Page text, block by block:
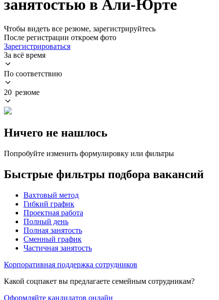
занятостью в Али-Юрте
Чтобы видеть все резюме, зарегистрируйтесь
После регистрации откроем фото
Зарегистрироваться
За всё время
По соответствию
20 резюме
Ничего не нашлось
Попробуйте изменить формулировку или фильтры
Быстрые фильтры подбора вакансий
Вахтовый метод
Гибкий график
Проектная работа
Полный день
Полная занятость
Сменный график
Частичная занятость
Корпоративная поддержка сотрудников
Какой соцпакет вы предлагаете семейным сотрудникам?
Оформляйте кандидатов онлайн